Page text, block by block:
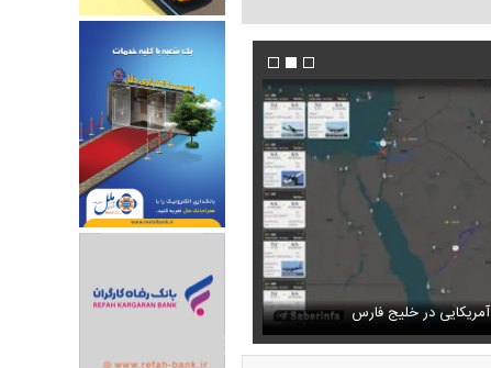
اخیر پربازدید شد فیلم / لحظه ورود عاصم منیر و شهباز شریف به در خلیج فارس عکس دیده‌نشده ظل‌السلطنه نوه